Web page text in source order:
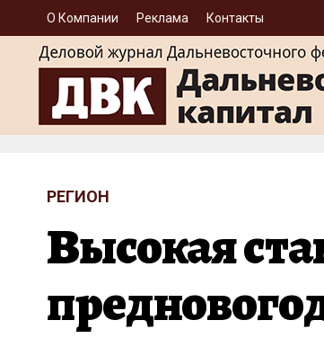
О Компании Реклама Контакты
РЕГИОН
Высокая